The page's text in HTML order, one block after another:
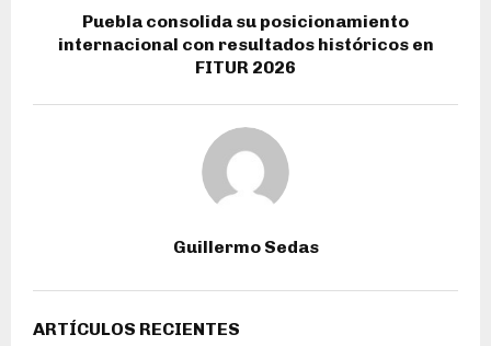
Puebla consolida su posicionamiento
internacional con resultados históricos en
FITUR 2026
Guillermo Sedas
ARTÍCULOS RECIENTES